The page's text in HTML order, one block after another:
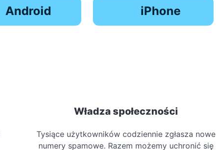
Android iPhone
Władza społeczności
Tysiące użytkowników codziennie zgłasza nowe
numery spamowe. Razem możemy uchronić się